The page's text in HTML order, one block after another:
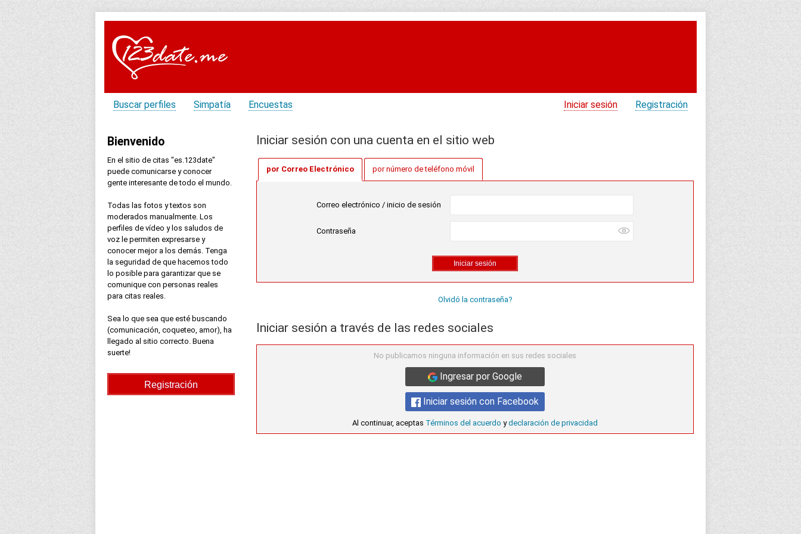
Buscar perfiles Simpatía Encuestas Registración
Iniciar sesión
Bienvenido
En el sitio de citas "es.123date"
puede comunicarse y conocer
gente interesante de todo el mundo.
Todas las fotos y textos son
moderados manualmente. Los
perfiles de vídeo y los saludos de
voz le permiten expresarse y
conocer mejor a los demás. Tenga
la seguridad de que hacemos todo
lo posible para garantizar que se
comunique con personas reales
para citas reales.
Sea lo que sea que esté buscando
(comunicación, coqueteo, amor), ha
llegado al sitio correcto. Buena
suerte!
Iniciar sesión con una cuenta en el sitio web
por Correo Electrónico por número de teléfono móvil
Correo electrónico / inicio de sesión
Contraseña
Olvidó la contraseña?
Iniciar sesión a través de las redes sociales
No publicamos ninguna información en sus redes sociales
Ingresar por Google
Iniciar sesión con Facebook
Al continuar, aceptas Términos del acuerdo ydeclaración de privacidad